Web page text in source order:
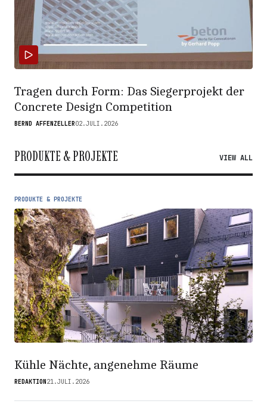
Tragen durch Form: Das Siegerprojekt der
Concrete Design Competition
BERND AFFENZELLER02.JULI.2026
PRODUKTE & PROJEKTE VIEW ALL
PRODUKTE & PROJEKTE
Kühle Nächte, angenehme Räume
REDAKTION 21.JULI.2026